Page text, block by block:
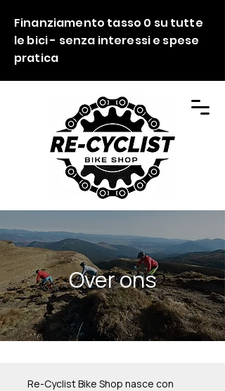
Finanziamento tasso 0 su tutte
le bici - senza interessi e spese
pratica
Over ons
Re-Cyclist Bike Shop nasce con